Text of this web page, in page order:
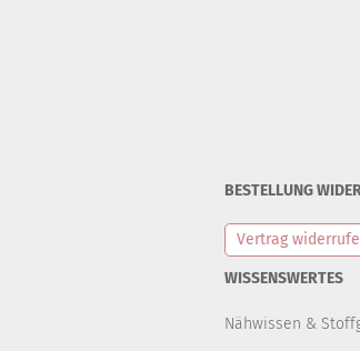
BESTELLUNG
Vertrag
WISSENSWERTES
Nähwissen &